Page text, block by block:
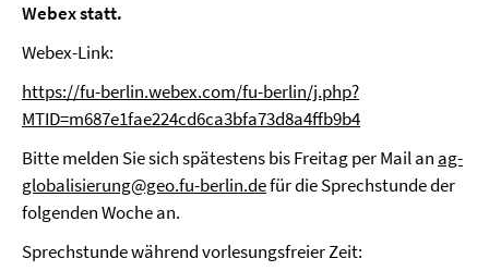
Webex statt.
Webex-Link:
https://fu-berlin.webex.com/fu-berlin/j.php?
MTID=m687e1fae224cd6ca3bfa73d8a4ffb9b4
Bitte melden Sie sich spätestens bis Freitag per Mail an ag-
globalisierung@geo.fu-berlin.defür die Sprechstunde der
folgenden Woche an.
Sprechstunde während vorlesungsfreier Zeit: